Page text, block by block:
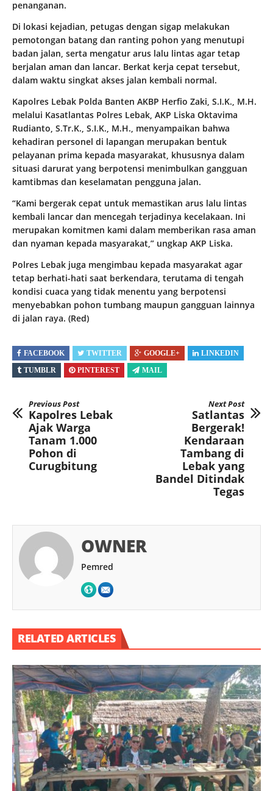
penanganan.
Di lokasi kejadian, petugas dengan sigap melakukan
pemotongan batang dan ranting pohon yang menutupi
badan jalan, serta mengatur arus lalu lintas agar tetap
berjalan aman dan lancar. Berkat kerja cepat tersebut,
dalam waktu singkat akses jalan kembali normal.
Kapolres Lebak Polda Banten AKBP Herfio Zaki, S.I.K., M.H.
melalui Kasatlantas Polres Lebak, AKP Liska Oktavima
Rudianto, S.Tr.K., S.I.K., M.H., menyampaikan bahwa
kehadiran personel di lapangan merupakan bentuk
pelayanan prima kepada masyarakat, khususnya dalam
situasi darurat yang berpotensi menimbulkan gangguan
kamtibmas dan keselamatan pengguna jalan.
“Kami bergerak cepat untuk memastikan arus lalu lintas
kembali lancar dan mencegah terjadinya kecelakaan. Ini
merupakan komitmen kami dalam memberikan rasa aman
dan nyaman kepada masyarakat,” ungkap AKP Liska.
Polres Lebak juga mengimbau kepada masyarakat agar
tetap berhati-hati saat berkendara, terutama di tengah
kondisi cuaca yang tidak menentu yang berpotensi
menyebabkan pohon tumbang maupun gangguan lainnya
di jalan raya. (Red)
FACEBOOK TWITTER GOOGLE+
LINKEDIN
TUMBLR
PINTEREST MAIL
Previous Post
Kapolres Lebak
Ajak Warga
Tanam 1.000
Pohon di
Curugbitung
Next Post
Satlantas
Bergerak!
Kendaraan
Tambang di
Lebak yang
Bandel Ditindak
Tegas
OWNER
Pemred
RELATED ARTICLES